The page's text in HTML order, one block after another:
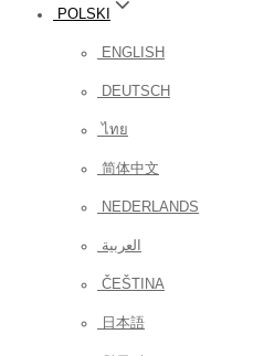
POLSKI
ENGLISH
DEUTSCH
ไทย
简体中文
NEDERLANDS
العربية
ČEŠTINA
日本語